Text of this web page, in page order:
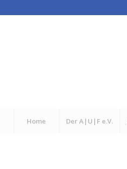
Home Der A|U|F e.V.